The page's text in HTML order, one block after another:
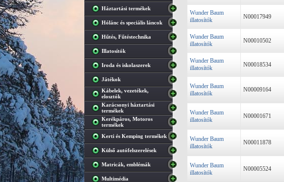
Háztartási termékek
Hólánc és speciális láncok
Hűtés, Fűtéstechnika
Illatosítók
Iroda és iskolaszerek
Játékok
Kábelek, vezetékek,
elosztók
Karácsonyi háztartási
termékek
Kerékpáros, Motoros
termékek
Kerti és Kemping termékek
Külső autófelszerelések
Matricák, emblémák
Multimédia
Wunder Baum
illatosítók
N00017949
Wunder Baum
illatosítók
N00010502
Wunder Baum
illatosítók
N00018534
Wunder Baum
illatosítók
N00009164
Wunder Baum
illatosítók
N00001671
Wunder Baum
illatosítók
N00011878
Wunder Baum
illatosítók
N00005524